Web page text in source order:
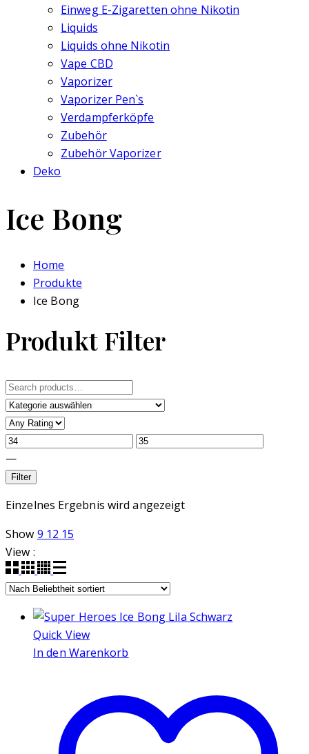
Einweg E-Zigaretten ohne Nikotin
Liquids
Liquids ohne Nikotin
Vape CBD
Vaporizer
Vaporizer Pen`s
Verdampferköpfe
Zubehör
Zubehör Vaporizer
Deko
Ice Bong
Home
Produkte
Ice Bong
Produkt Filter
Search
for:
—
Filter
Einzelnes Ergebnis wird angezeigt
Show 9 12 15
View :
Quick View
In den Warenkorb